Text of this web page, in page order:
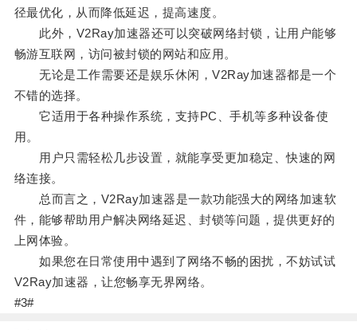
径最优化，从而降低延迟，提高速度。
此外，V2Ray加速器还可以突破网络封锁，让用户能够
畅游互联网，访问被封锁的网站和应用。
无论是工作需要还是娱乐休闲，V2Ray加速器都是一个
不错的选择。
它适用于各种操作系统，支持PC、手机等多种设备使
用。
用户只需轻松几步设置，就能享受更加稳定、快速的网
络连接。
总而言之，V2Ray加速器是一款功能强大的网络加速软
件，能够帮助用户解决网络延迟、封锁等问题，提供更好的
上网体验。
如果您在日常使用中遇到了网络不畅的困扰，不妨试试
V2Ray加速器，让您畅享无界网络。
#3#